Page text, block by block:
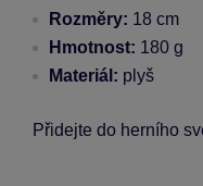
Rozměry: 18 cm
Hmotnost: 180 g
Materiál: plyš
Přidejte do herního